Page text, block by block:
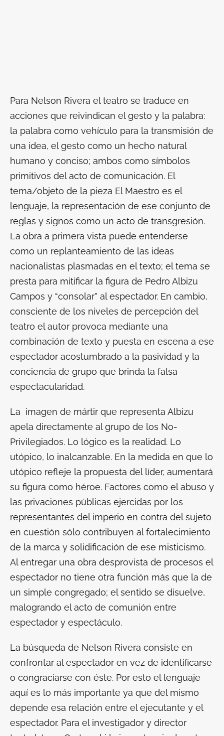
Para Nelson Rivera el teatro se traduce en
acciones que reivindican el gesto y la palabra:
la palabra como vehículo para la transmisión de
una idea, el gesto como un hecho natural
humano y conciso; ambos como símbolos
primitivos del acto de comunicación. El
tema/objeto de la pieza El Maestro es el
lenguaje, la representación de ese conjunto de
reglas y signos como un acto de transgresión.
La obra a primera vista puede entenderse
como un replanteamiento de las ideas
nacionalistas plasmadas en el texto; el tema se
presta para mitificar la figura de Pedro Albizu
Campos y “consolar” al espectador. En cambio,
consciente de los niveles de percepción del
teatro el autor provoca mediante una
combinación de texto y puesta en escena a ese
espectador acostumbrado a la pasividad y la
conciencia de grupo que brinda la falsa
espectacularidad.
La imagen de mártir que representa Albizu
apela directamente al grupo de los No-
Privilegiados. Lo lógico es la realidad. Lo
utópico, lo inalcanzable. En la medida en que lo
utópico refleje la propuesta del líder, aumentará
su figura como héroe. Factores como el abuso y
las privaciones públicas ejercidas por los
representantes del imperio en contra del sujeto
en cuestión sólo contribuyen al fortalecimiento
de la marca y solidificación de ese misticismo.
Al entregar una obra desprovista de procesos el
espectador no tiene otra función más que la de
un simple congregado; el sentido se disuelve,
malogrando el acto de comunión entre
espectador y espectáculo.
La búsqueda de Nelson Rivera consiste en
confrontar al espectador en vez de identificarse
o congraciarse con éste. Por esto el lenguaje
aquí es lo más importante ya que del mismo
depende esa relación entre el ejecutante y el
espectador. Para el investigador y director